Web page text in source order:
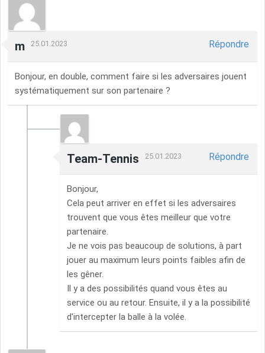
m 25.01.2023 Répondre
Bonjour, en double, comment faire si les adversaires jouent
systématiquement sur son partenaire ?
Team-Tennis 25.01.2023 Répondre
Bonjour,
Cela peut arriver en effet si les adversaires
trouvent que vous êtes meilleur que votre
partenaire.
Je ne vois pas beaucoup de solutions, à part
jouer au maximum leurs points faibles afin de
les gêner.
Il y a des possibilités quand vous êtes au
service ou au retour. Ensuite, il y a la possibilité
d'intercepter la balle à la volée.